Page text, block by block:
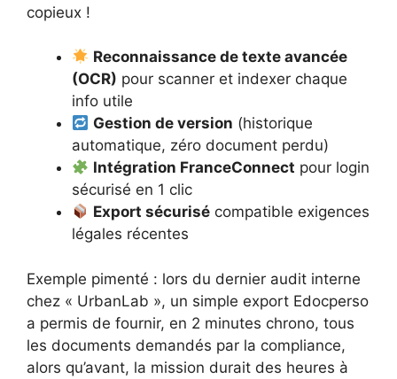
copieux !
Reconnaissance de texte avancée
(OCR) pour scanner et indexer chaque
info utile
Gestion de version (historique
automatique, zéro document perdu)
Intégration FranceConnect pour login
sécurisé en 1 clic
Export sécurisé compatible exigences
légales récentes
Exemple pimenté : lors du dernier audit interne
chez « UrbanLab », un simple export Edocperso
a permis de fournir, en 2 minutes chrono, tous
les documents demandés par la compliance,
alors qu’avant, la mission durait des heures à